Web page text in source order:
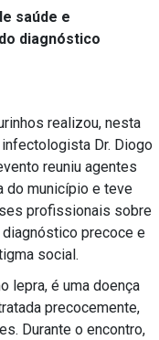
saúde e
diagnóstico
realizou, nesta
Dr. Diogo
reuniu agentes
do município e teve
profissionais sobre
precoce e
social.
lepra, é uma doença
precocemente,
Durante o encontro,